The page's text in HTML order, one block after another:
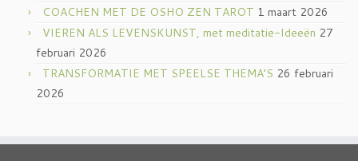
COACHEN MET DE OSHO ZEN TAROT 1 maart 2026
VIEREN ALS LEVENSKUNST, met meditatie-Ideeën 27
februari 2026
TRANSFORMATIE MET SPEELSE THEMA’S 26 februari
2026